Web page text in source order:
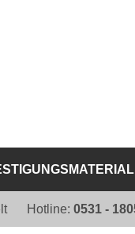
Hotline: 0531 -